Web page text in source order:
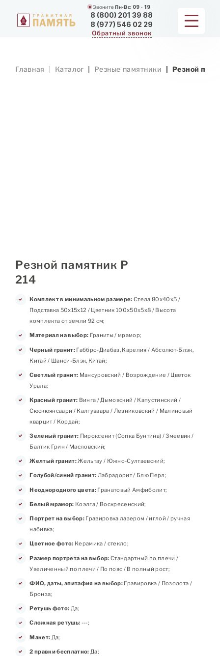
ЗвонитеПн-Вс: 09 - 19
8 (800) 201 39 88
8 (977) 546 02 29
Обратный звонок
Главная Каталог Резные памятники Резной
Резной памятник Р
214
Комплект в минимальном размере: Стела 80х40х5 /
Подставка 50х15х12 / Цветник 100х50х5х8 / Высота
комплекта от земли 92 см;
Материал на выбор: Граниты / мрамор;
Черный гранит:Габбро-Диабаз, Карелия / Абсолют-Блэк,
Китай / Шанси-Блэк, Китай;
Светлый гранит: Мансуровский / Возрождение / Цветок
Урала;
Красный гранит: Винга / Дымовский / Капустинский /
Сюскюянсаари / Калгуваара / Лезниковский / Малиновый
кварцит / Кордай;
Зеленый гранит: Пироксенит (Сопка Бунтина) / Змеевик /
Балтик Грин / Масловский;
Желтый гранит:Жельтау / Южно-Султаевский;
Голубой/синий гранит: Лабрадорит / Блю Перл;
Неоднородного цвета:Гранатовый Амфиболит;
Белый мрамор: Коэлга / Воскресенский;
Портрет на выбор:Гравировка лазером / иглой / ручная
набивка;
Цветное фото: Керамика / стекло;
Размер портрета на выбор: Стандартный по плечи /
Увеличенный по плечи / По пояс / В полный рост;
ФИО, даты, эпитафия на выбор:Гравировка / Позолота /
Бронза;
Ретушь фото: Да;
Сложная ретушь: ---;
Макет: Да;
2 правки бесплатно: Да;